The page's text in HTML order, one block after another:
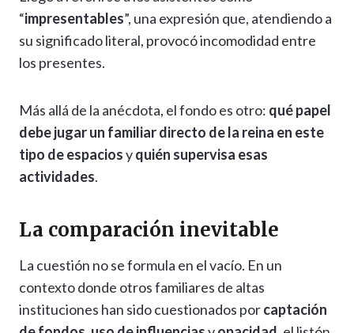
“impresentables”, una expresión que, atendiendo a
su significado literal, provocó incomodidad entre
los presentes.
Más allá de la anécdota, el fondo es otro: qué papel
debe jugar un familiar directo de la reina en este
tipo de espaciosyquién supervisa esas
actividades.
La comparación inevitable
La cuestión no se formula en el vacío. En un
contexto donde otros familiares de altas
instituciones han sido cuestionados porcaptación